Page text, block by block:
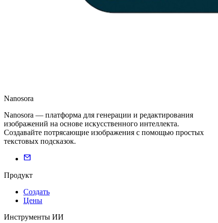
Nanosora
Nanosora — платформа для генерации и редактирования
изображений на основе искусственного интеллекта.
Создавайте потрясающие изображения с помощью простых
текстовых подсказок.
Продукт
Создать
Цены
Инструменты ИИ